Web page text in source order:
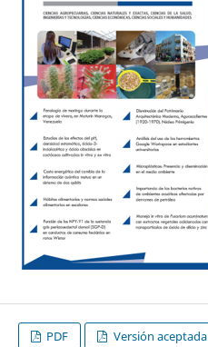
PDF Versión aceptada